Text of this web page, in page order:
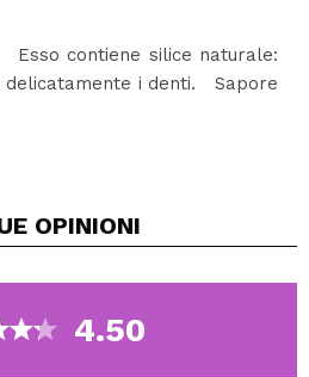
contiene silice naturale:
delicatamente i denti. Sapore
fluoruro di 0,15%.
OPINIONI
4.50